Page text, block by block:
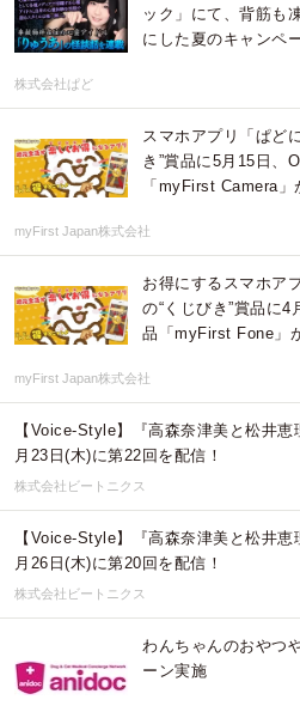
ック」にて、背筋も
にした夏のキャンペ
株式会社ぱど
スマホアプリ「ぱど
き”賞品に5月15日、
「myFirst Camera
myFirst Japan株式会社
お得にするスマホア
の“くじびき”賞品に
品「myFirst Fone」
myFirst Japan株式会社
【Voice-Style】『高森奈津美と松井
月23日(木)に第22回を配信！
株式会社ビートニクス
【Voice-Style】『高森奈津美と松井
月26日(木)に第20回を配信！
株式会社ビートニクス
わんちゃんのおやつ
ーン実施